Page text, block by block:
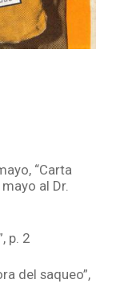
“Carta
al Dr.
p. 2
del saqueo”,